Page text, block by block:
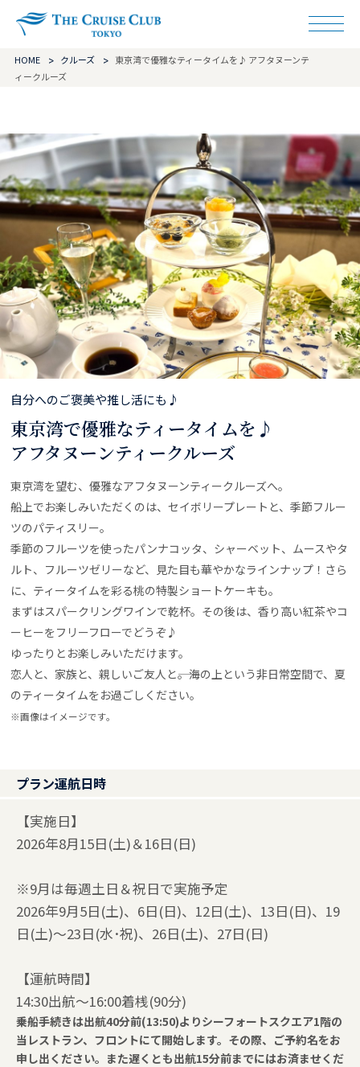
ザ・クルーズクラ
HOME クルーズ
東京湾で優雅なティータイムを♪ アフタヌーンテ
ィークルーズ
自分へのご褒美や推し活にも♪
東京湾で優雅なティータイムを♪
アフタヌーンティークルーズ
東京湾を望む、優雅なアフタヌーンティークルーズへ。
船上でお楽しみいただくのは、セイボリープレートと、季節フルー
ツのパティスリー。
季節のフルーツを使ったパンナコッタ、シャーベット、ムースやタ
ルト、フルーツゼリーなど、見た目も華やかなラインナップ！さら
に、ティータイムを彩る桃の特製ショートケーキも。
まずはスパークリングワインで乾杯。その後は、香り高い紅茶やコ
ーヒーをフリーフローでどうぞ♪
ゆったりとお楽しみいただけます。
恋人と、家族と、親しいご友人と――。海の上という非日常空間で、夏
のティータイムをお過ごしください。
※画像はイメージです。
プラン運航日時
【実施日】
2026年8月15日(土)＆16日(日)
※9月は毎週土日＆祝日で実施予定
2026年9月5日(土)、6日(日)、12日(土)、13日(日)、19
日(土)～23日(水･祝)、26日(土)、27日(日)
【運航時間】
14:30出航～16:00着桟(90分)
乗船手続きは出航40分前(13:50)よりシーフォートスクエア1階の
当レストラン、フロントにて開始します。その際、ご予約名をお
申し出ください。また遅くとも出航15分前までにはお済ませくだ